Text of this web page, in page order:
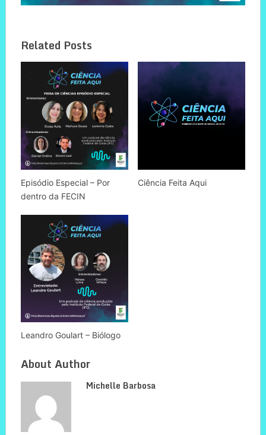
Related Posts
Episódio Especial – Por
dentro da FECIN
Ciência Feita Aqui
Leandro Goulart – Biólogo
About Author
Michelle Barbosa